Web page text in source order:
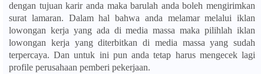
dengan tujuan karir anda maka barulah anda boleh mengirimkan
surat lamaran. Dalam hal bahwa anda melamar melalui iklan
lowongan kerja yang ada di media massa maka pilihlah iklan
lowongan kerja yang diterbitkan di media massa yang sudah
terpercaya. Dan untuk ini pun anda tetap harus mengecek lagi
profile perusahaan pemberi pekerjaan.